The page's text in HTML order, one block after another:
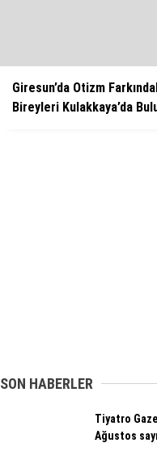
Giresun’da Otizm
Bireyleri Kulakkaya’da
SON HABERLER
Tiyatro
Ağustos